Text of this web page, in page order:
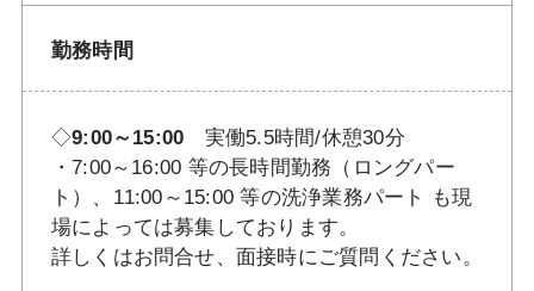
勤務時間
◇9:00～15:00 実働5.5時間/休憩30分
・7:00～16:00 等の長時間勤務（ロングパー
ト）、11:00～15:00 等の洗浄業務パート も現
場によっては募集しております。
詳しくはお問合せ、面接時にご質問ください。